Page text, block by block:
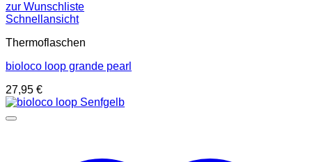
zur Wunschliste
Schnellansicht
Thermoflaschen
bioloco loop grande pearl
27,95 €